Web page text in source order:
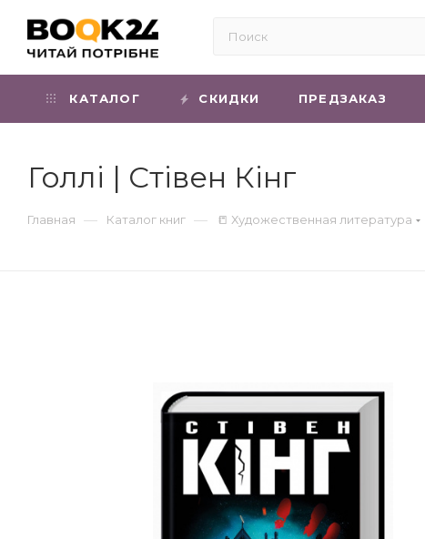
КАТАЛОГ СКИДКИ ПРЕДЗАКАЗ
Голлі | Стівен Кінг
Главная — Каталог книг — 📒 Художественная литература